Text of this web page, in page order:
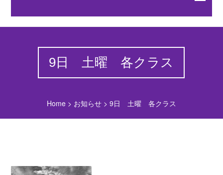
9日 土曜 各クラス
Home> お知らせ> 9日 土曜 各クラス